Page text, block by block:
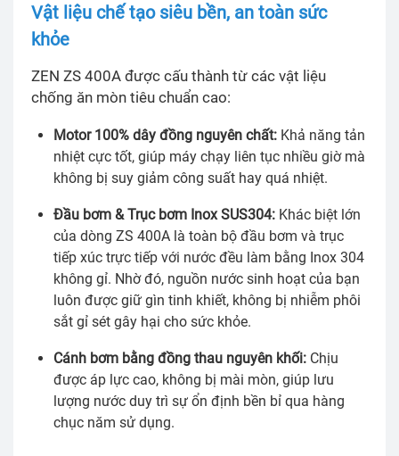
Vật liệu chế tạo siêu bền, an toàn sức
khỏe
ZEN ZS 400A được cấu thành từ các vật liệu
chống ăn mòn tiêu chuẩn cao:
Motor 100% dây đồng nguyên chất: Khả năng tản
nhiệt cực tốt, giúp máy chạy liên tục nhiều giờ mà
không bị suy giảm công suất hay quá nhiệt.
Đầu bơm & Trục bơm Inox SUS304: Khác biệt lớn
của dòng ZS 400A là toàn bộ đầu bơm và trục
tiếp xúc trực tiếp với nước đều làm bằng Inox 304
không gỉ. Nhờ đó, nguồn nước sinh hoạt của bạn
luôn được giữ gìn tinh khiết, không bị nhiễm phôi
sắt gỉ sét gây hại cho sức khỏe.
Cánh bơm bằng đồng thau nguyên khối: Chịu
được áp lực cao, không bị mài mòn, giúp lưu
lượng nước duy trì sự ổn định bền bỉ qua hàng
chục năm sử dụng.